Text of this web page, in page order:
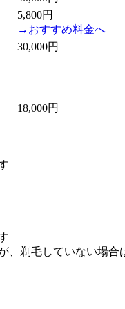
5,800円
→おすすめ料金へ
30,000円
18,000円
、剃毛していない場合